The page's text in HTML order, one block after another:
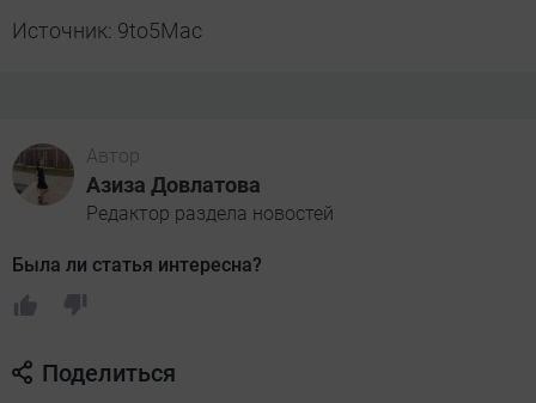
Источник: 9to5Mac
Автор
Азиза Довлатова
Редактор раздела новостей
Была ли статья интересна?
Поделиться